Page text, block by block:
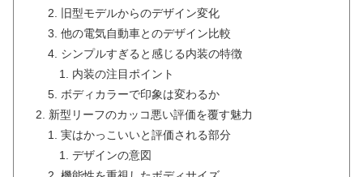
旧型モデルからのデザイン変化
他の電気自動車とのデザイン比較
シンプルすぎると感じる内装の特徴
内装の注目ポイント
ボディカラーで印象は変わるか
新型リーフのカッコ悪い評価を覆す魅力
実はかっこいいと評価される部分
デザインの意図